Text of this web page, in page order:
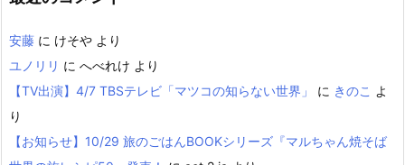
安藤 に けそや より
ユノリリ に へべれけ より
【TV出演】4/7 TBSテレビ「マツコの知らない世界」
に きのこ よ
り
【お知らせ】10/29 旅のごはんBOOKシリーズ『マルちゃん焼そば